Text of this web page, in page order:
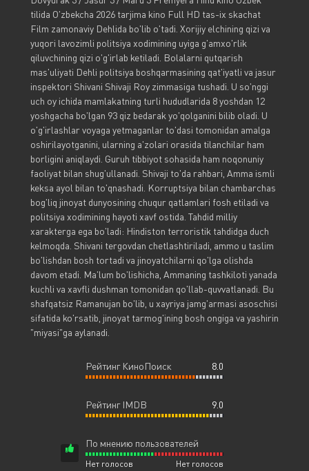
tilida O'zbekcha 2026 tarjima kino Full HD tas-ix skachat
Film zamonaviy Dehlida bo'lib o'tadi. Xorijiy elchining qizi va
yuqori lavozimli politsiya xodimining uyiga g'amxo'rlik
qiluvchining qizi o'g'irlab ketiladi. Bolalarni qutqarish
mas'uliyati Dehli politsiya boshqarmasining qat'iyatli va jasur
inspektori Shivani Shivaji Roy zimmasiga tushadi. U so'nggi
uch oy ichida mamlakatning turli hududlarida 8 yoshdan 12
yoshgacha bo'lgan 93 qiz bedarak yo'qolganini bilib oladi. U
o'g'irlashlar voyaga yetmaganlar to'dasi tomonidan amalga
oshirilayotganini, ularning a'zolari orasida tilanchilar ham
borligini aniqlaydi. Guruh tibbiyot sohasida ham noqonuniy
faoliyat bilan shug'ullanadi. Shivaji to'da rahbari, Amma ismli
keksa ayol bilan to'qnashadi. Korruptsiya bilan chambarchas
bog'liq jinoyat dunyosining chuqur qatlamlari fosh etiladi va
politsiya xodimining hayoti xavf ostida. Tahdid milliy
xarakterga ega bo'ladi: Hindiston terroristik tahdidga duch
kelmoqda. Shivani tergovdan chetlashtiriladi, ammo u taslim
bo'lishdan bosh tortadi va jinoyatchilarni qo'lga olishda
davom etadi. Ma'lum bo'lishicha, Ammaning tashkiloti yanada
kuchli va xavfli dushman tomonidan qo'llab-quvvatlanadi. Bu
shafqatsiz Ramanujan bo'lib, u xayriya jamg'armasi asoschisi
sifatida ko'rsatib, jinoyat tarmog'ining bosh ongiga va yashirin
"miyasi"ga aylanadi.
Рейтинг КиноПоиск 8.0
Рейтинг IMDB 9.0
По мнению пользователей
Нет голосов Нет голосов